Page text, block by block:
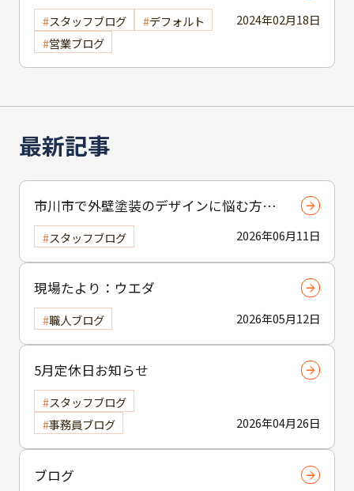
最新記事
市川市で外壁塗装のデザインに悩む方へ
｜ 色選びの失敗を防ぐポイント
2026年06月11日
スタッフブログ
現場たより：ウエダ
2026年05月12日
職人ブログ
5月定休日お知らせ
2026年04月26日
スタッフブログ
事務員ブログ
ブログ
2024年02月18日
スタッフブログ
デフォルト
営業ブログ